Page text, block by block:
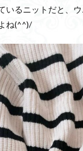
いるニットだと、
ね(^^)/